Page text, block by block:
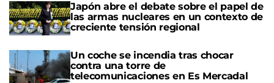
Japón abre el debate sobre el papel de
las armas nucleares en un contexto de
creciente tensión regional
Un coche se incendia tras chocar
contra una torre de
telecomunicaciones en Es Mercadal